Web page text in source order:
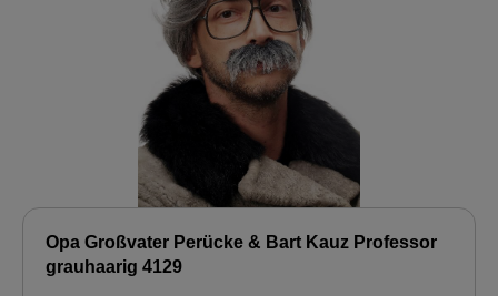
Opa Großvater Perücke & Bart Kauz Professor
grauhaarig 4129